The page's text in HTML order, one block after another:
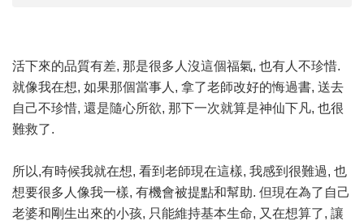
活下來的品質有差, 那是很多人沒這個福氣, 也有人不珍惜.
就像我在想, 如果那個當事人, 拿了老師改好的悔過書, 送去
自己不珍惜, 還是隨心所欲, 那下一次就算是神仙下凡, 也很
難救了.
所以,有時候我就在想, 看到老師現在這樣, 我感到很難過, 也
想要很多人像我一樣, 有機會被提點和幫助. 但現在為了自己
老婆和剛生出來的小孩, 只能維持基本生命, 又在想算了, 讓